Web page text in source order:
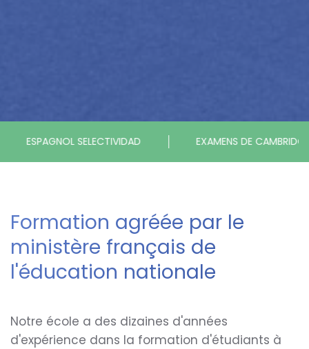
DIPLÔME NATIONAL DU
TESTS SPÉCIAUX
Formation agréée par le
ministère français de
l'éducation nationale
Notre école a des dizaines d'années
d'expérience dans la formation d'étudiants à